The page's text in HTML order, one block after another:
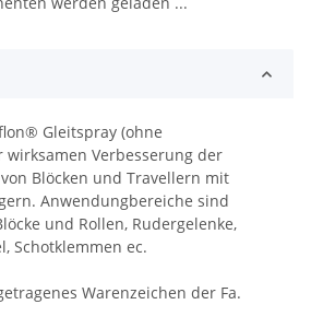
Gleitspray (ohne
wirksamen Verbesserung der
Blöcken und Travellern mit
Anwendungbereiche sind
und Rollen, Rudergelenke,
Schotklemmen ec.
Warenzeichen der Fa.